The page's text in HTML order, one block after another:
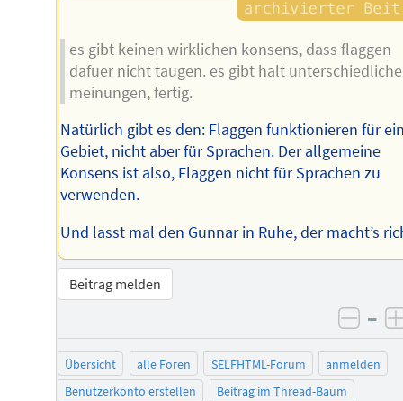
es gibt keinen wirklichen konsens, dass flaggen
dafuer nicht taugen. es gibt halt unterschiedliche
meinungen, fertig.
Natürlich gibt es den: Flaggen funktionieren für
Gebiet, nicht aber für Sprachen. Der allgemeine
Konsens ist also, Flaggen nicht für Sprachen zu
verwenden.
Und lasst mal den Gunnar in Ruhe, der macht’s
Beitrag melden
–
Übersicht alle Foren SELFHTML-Forum
anmelden
Benutzerkonto erstellen
Beitrag im Thread-Baum